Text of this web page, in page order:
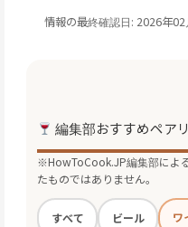
情報の最終確認日: 2026年02
編集部おすすめペア
※HowToCook.JP編集部によ
たものではありません。
すべて ビール ワ